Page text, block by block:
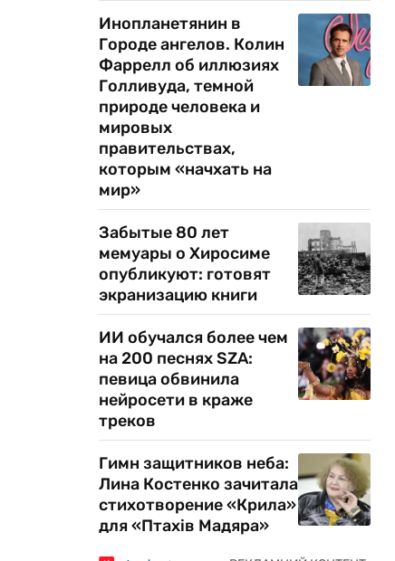
Инопланетянин в
Городе ангелов. Колин
Фаррелл об иллюзиях
Голливуда, темной
природе человека и
мировых
правительствах,
которым «начхать на
мир»
Забытые 80 лет
мемуары о Хиросиме
опубликуют: готовят
экранизацию книги
ИИ обучался более чем
на 200 песнях SZA:
певица обвинила
нейросети в краже
треков
Гимн защитников неба:
Лина Костенко зачитала
стихотворение «Крила»
для «Птахів Мадяра»